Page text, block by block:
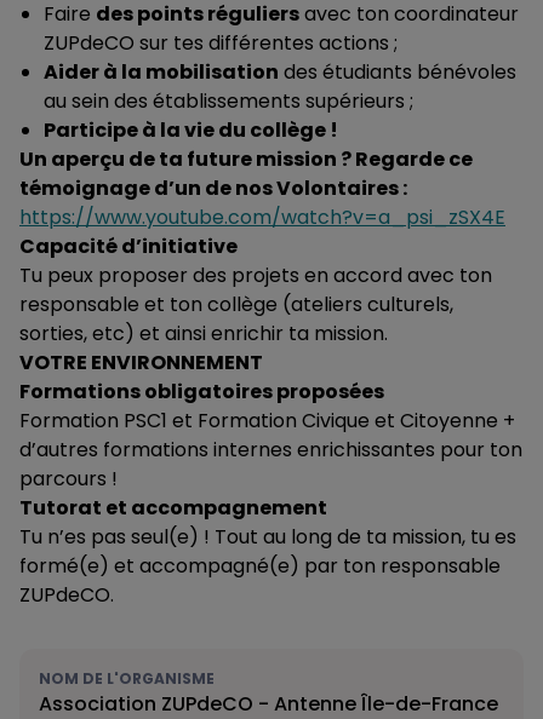
Faire des points réguliersavec ton coordinateur
ZUPdeCO sur tes différentes actions ;
Aider à la mobilisation des étudiants bénévoles
au sein des établissements supérieurs ;
Participe à la vie du collège !
Un aperçu de ta future mission ? Regarde ce
témoignage d’un de nos Volontaires :
https://www.youtube.com/watch?v=a_psi_zSX4E
Capacité d’initiative
Tu peux proposer des projets en accord avec ton
responsable et ton collège (ateliers culturels,
sorties, etc) et ainsi enrichir ta mission.
VOTRE ENVIRONNEMENT
Formations obligatoires proposées
Formation PSC1 et Formation Civique et Citoyenne +
d’autres formations internes enrichissantes pour ton
parcours !
Tutorat et accompagnement
Tu n’es pas seul(e) ! Tout au long de ta mission, tu es
formé(e) et accompagné(e) par ton responsable
ZUPdeCO.
NOM DE L'ORGANISME
Association ZUPdeCO - Antenne Île-de-France